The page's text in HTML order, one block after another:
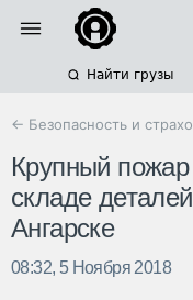
Найти грузы
← Безопасность и
Крупный
складе
Ангарске
08:32, 5 Ноября 2018